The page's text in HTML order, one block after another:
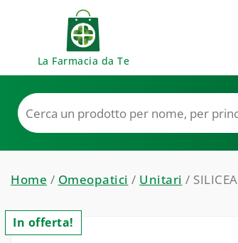
La Farmacia da Te
Home / Omeopatici / Unitari / SILICEA
In offerta!